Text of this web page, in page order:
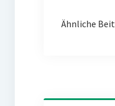
Ähnliche